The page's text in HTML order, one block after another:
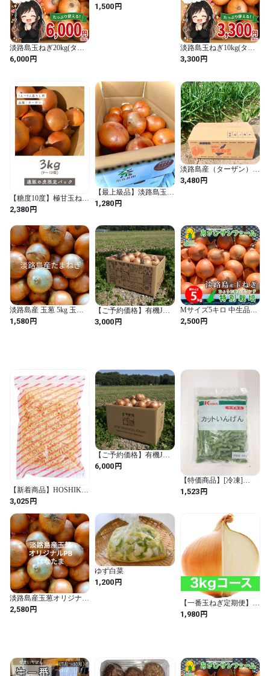
淡路島玉ねぎ20kg(ター
ザン)
6,000円
認証 北海道くんねっぷ
産 オーガニック玉ねぎ
1,500円
淡路島玉ねぎ10kg(ター
ザン)
3,300円
【糖度10度】極甘玉ねぎ
3kg
2,380円
【最上級品】淡路島玉ね
ぎ（中生ターザン）3kg
サイズ色々
1,280円
淡路島産（ターザン）
玉ねぎ 5キロ 送料込
み
3,480円
淡路島産 玉葱 5kg 玉ね
ぎたまねぎタマネギオニ
オン
1,580円
【ご予約価格】有機JAS
認証 北海道くんねっぷ
産 オーガニック玉ねぎ
3,000円
Mサイズ5キロ 中生品種
～晩生品種 淡路島たま
ねぎ 特別栽培
2,500円
【新着商品】HOSHIKO
乾燥野菜 玉ねぎ ( スライ
ス ) 200g 味噌汁 スープ
(200グラム (x 1) / 野菜)
3,025円
【ご予約価格】有機JAS
認証 北海道くんねっぷ
産 オーガニック玉ねぎ
6,000円
【特価商品】[冷凍]
kyoka カットインゲン
500g×2 (500g / 2袋)
1,523円
淡路島産玉葱オリジナル
ブランド 「はなたま」
5kg たまねぎタマネギ玉
2,580円
ゆず白菜
1,200円
【一番玉ねぎ定期便】３
kgコース：１ヵ月に１回
お届け 送料込み
1,980円